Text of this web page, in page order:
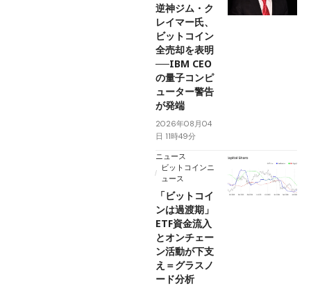
逆神ジム・ク
レイマー氏、
ビットコイン
全売却を表明
──IBM CEO
の量子コンピ
ューター警告
が発端
2026年08月04
日 11時49分
ニュース
ビットコインニ
ュース
「ビットコイ
ンは過渡期」
ETF資金流入
とオンチェー
ン活動が下支
え＝グラスノ
ード分析